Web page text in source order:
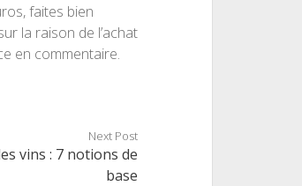
faites bien
la raison de l’achat
en commentaire.
Next Post
vins : 7 notions de
base